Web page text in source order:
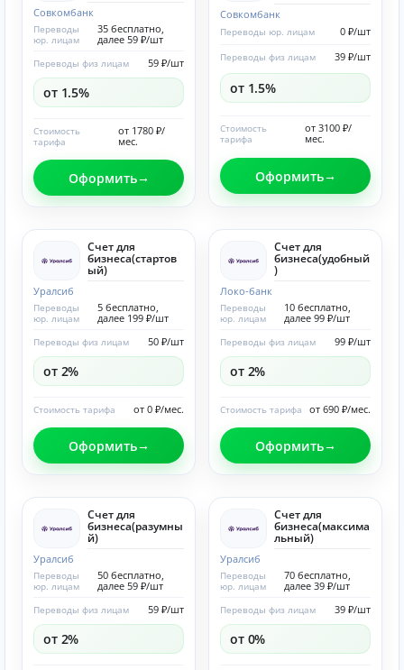
Совкомбанк
35 бесплатно,
далее 59 ₽/шт
Переводы
юр. лицам
59 ₽/шт
Переводы физ лицам
от 1.5%
от 1780 ₽/
мес.
Стоимость
тарифа
Оформить
Совкомбанк
0 ₽/шт
Переводы юр. лицам
39 ₽/шт
Переводы физ лицам
от 1.5%
от 3100 ₽/
мес.
Стоимость
тарифа
Оформить
Счет для
бизнеса(стартов
ый)
Уралсиб
5 бесплатно,
далее 199 ₽/шт
Переводы
юр. лицам
50 ₽/шт
Переводы физ лицам
от 2%
от 0 ₽/мес.
Стоимость тарифа
Оформить
Счет для
бизнеса(удобный
)
Локо-банк
10 бесплатно,
далее 99 ₽/шт
Переводы
юр. лицам
99 ₽/шт
Переводы физ лицам
от 2%
от 690 ₽/мес.
Стоимость тарифа
Оформить
Счет для
бизнеса(разумны
й)
Уралсиб
50 бесплатно,
далее 59 ₽/шт
Переводы
юр. лицам
59 ₽/шт
Переводы физ лицам
от 2%
Счет для
бизнеса(максима
льный)
Уралсиб
70 бесплатно,
далее 39 ₽/шт
Переводы
юр. лицам
39 ₽/шт
Переводы физ лицам
от 0%